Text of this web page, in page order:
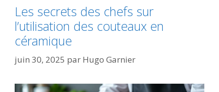
Les secrets des chefs sur
l’utilisation des couteaux en
céramique
juin 30, 2025 par Hugo Garnier